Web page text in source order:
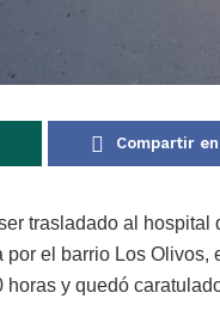
Compartir
trasladado al
el barrio Los
y quedó